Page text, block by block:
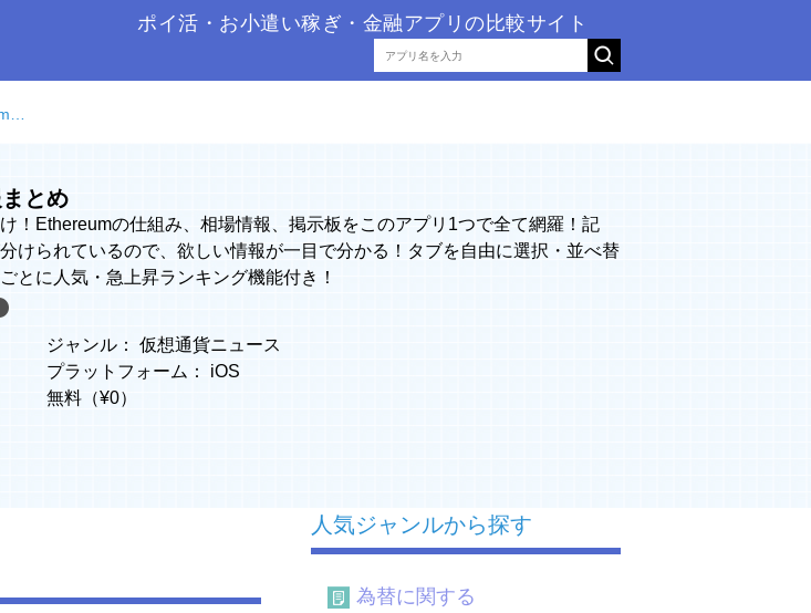
ポイ活・お小遣い稼ぎ・金融アプリの比較サイト
とめ
！Ethereumの仕組み、相場情報、掲示板をこのアプリ1つで全て網羅！記
けられているので、欲しい情報が一目で分かる！タブを自由に選択・並べ替
とに人気・急上昇ランキング機能付き！
ジャンル： 仮想通貨ニュース
プラットフォーム：
iOS
無料（¥0）
人気ジャンルから探す
為替に関する